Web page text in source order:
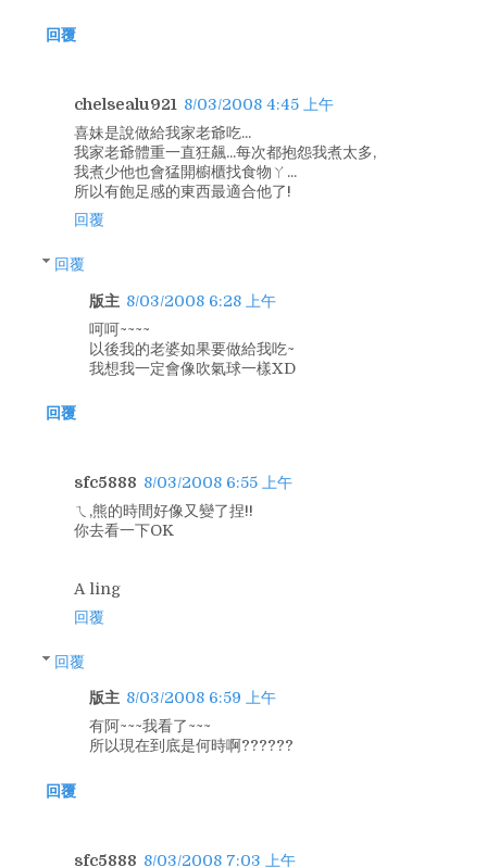
回覆
chelsealu921 8/03/2008 4:45 上午
喜妹是說做給我家老爺吃...
我家老爺體重一直狂飆...每次都抱怨我煮太多,
我煮少他也會猛開櫥櫃找食物ㄚ...
所以有飽足感的東西最適合他了!
回覆
回覆
版主 8/03/2008 6:28 上午
呵呵~~~~
以後我的老婆如果要做給我吃~
我想我一定會像吹氣球一樣XD
回覆
sfc5888 8/03/2008 6:55 上午
ㄟ,熊的時間好像又變了捏!!
你去看一下OK
A ling
回覆
回覆
版主 8/03/2008 6:59 上午
有阿~~~我看了~~~
所以現在到底是何時啊??????
回覆
sfc5888 8/03/2008 7:03 上午